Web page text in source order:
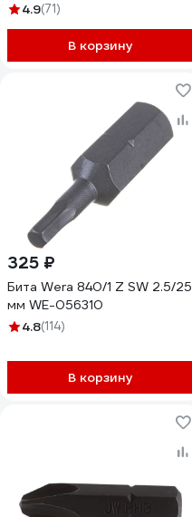
4.9(71)
В корзину
325 ₽
Бита Wera 840/1 Z SW 2.5/25
мм WE-056310
4.8(114)
В корзину